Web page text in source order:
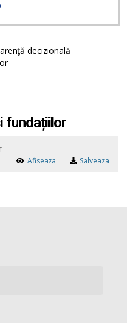
decizională
fundațiilor
Afiseaza Salveaza